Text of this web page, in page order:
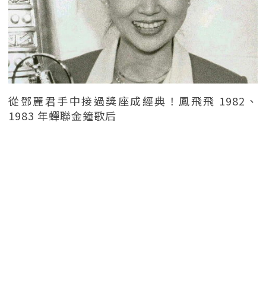
從鄧麗君手中接過獎座成經典！鳳飛飛 1982、
1983 年蟬聯金鐘歌后